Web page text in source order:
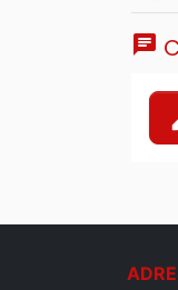
chat